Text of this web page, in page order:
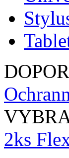
2ks